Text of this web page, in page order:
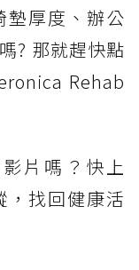
墊厚度、辦公
? 那就趕快點
Rehab
片嗎？快上
，找回健康活